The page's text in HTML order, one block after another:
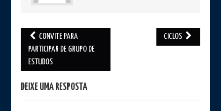
Post navigation
CONVITE PARA
PARTICIPAR DE GRUPO DE
ESTUDOS
CICLOS
DEIXE UMA RESPOSTA